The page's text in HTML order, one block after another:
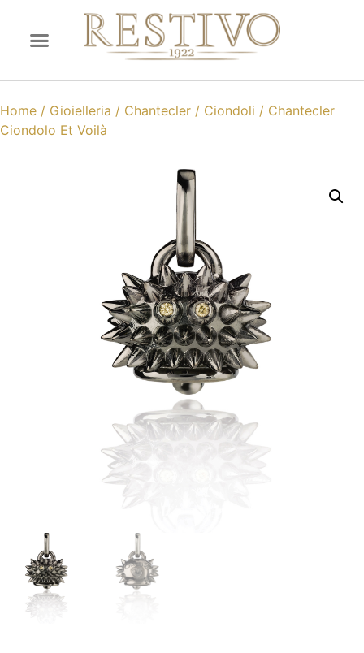
Home / Gioielleria / Chantecler / Ciondoli / Chantecler
Ciondolo Et Voilà